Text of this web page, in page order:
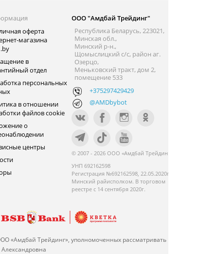
оферта
магазина
в
отдел
персональных
в отношении
файлов cookie
о
центры
ООО "Амдбай Трейдинг"
Республика Беларусь, 223021,
Минская обл.,
Минский р-н.,
Щомыслицкий с/с, район аг.
Озерцо,
Меньковский тракт, дом 2,
помещение 533
+375297429429
@AMDbybot
© 2007 - 2026 ООО «Амдбай Трейдинг»
УНП 692162598
Регистрация №692162598, 22.05.2020г.
Минский райисполком. В торговом
реестре с 14 сентября 2020г.
«Амдбай Трейдинг», уполномоченных рассматривать